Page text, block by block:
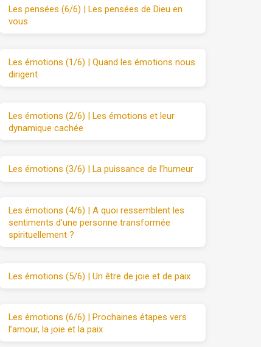
Les pensées (6/6) | Les pensées de Dieu en
vous
Les émotions (1/6) | Quand les émotions nous
dirigent
Les émotions (2/6) | Les émotions et leur
dynamique cachée
Les émotions (3/6) | La puissance de l’humeur
Les émotions (4/6) | A quoi ressemblent les
sentiments d’une personne transformée
spirituellement ?
Les émotions (5/6) | Un être de joie et de paix
Les émotions (6/6) | Prochaines étapes vers
l’amour, la joie et la paix